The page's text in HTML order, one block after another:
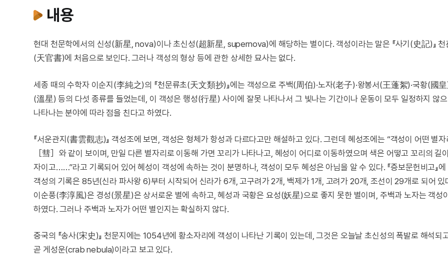
내용
현대 천문학에서의 신성(新星, nova)이나 초신성(超新星, supernova)에 해당하는 별이다. 객성이라는 말은 『사기(史記)』 천
(天官書)에 처음으로 보인다. 그러나 객성의 형상 등에 관한 상세한 묘사는 없다.
세종 때의 수학자 이순지(李純之)의 『천문류초(天文類抄)』에는 객성으로 주백(周伯)·노자(老子)·왕봉서(王蓬絮)·국황(國皇
(溫星) 등의 다섯 종류를 들었는데, 이 객성은 행성(行星) 사이에 잘못 나타나서 그 빛나는 기간이나 운동이 모두 일정하지 않
나타나는 분야에 따라 점을 친다고 하였다.
『서운관지(書雲觀志)』 객성조에 보면, 객성은 형체가 항성과 다르다고만 해설하고 있다. 그런데 혜성조에는 “객성이 어떤 별
［彗］와 같이 보이며, 만일 다른 별자리로 이동해 가면 꼬리가 나타나고, 혜성이 어디로 이동하였으며 색은 어떻고 꼬리의 길
자이고……”라고 기록되어 있어 혜성이 객성에 속하는 것이 분명하나, 객성이 모두 혜성은 아님을 알 수 있다. 『증보문헌비고』
객성의 기록은 85년(신라 파사왕 6)부터 시작되어 신라가 6개, 고구려가 2개, 백제가 1개, 고려가 20개, 조선이 29개로 되어 있
이순풍(李淳風)은 경성(景星)은 상서로운 별에 속하고, 혜성과 국황은 요성(妖星)으로 좋지 못한 별이며, 주백과 노자는 객성
하였다. 그러나 주백과 노자가 어떤 별인지는 확실하지 않다.
중국의 『송사(宋史)』 천문지에는 1054년에 황소자리에 객성이 나타난 기록이 있는데, 그것은 오늘날 초신성의 폭발로 해석되
곧 게성운(crab nebula)이라고 보고 있다.